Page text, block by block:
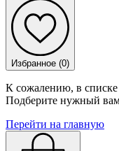
Избранное (0)
К сожалению, в
Подберите нужный вам
Перейти на главную